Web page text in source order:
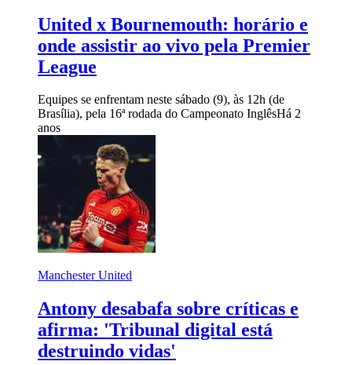
United x Bournemouth: horário e
onde assistir ao vivo pela Premier
League
Equipes se enfrentam neste sábado (9), às 12h (de
Brasília), pela 16ª rodada do Campeonato InglêsHá 2
anos
Manchester United
Antony desabafa sobre críticas e
afirma: 'Tribunal digital está
destruindo vidas'